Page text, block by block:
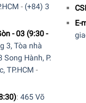
cách tối giản và
- (+84) 3
- 03 (9:30 -
3, Tòa nhà
Song Hành, P.
TP.HCM -
: 465 Võ
E-